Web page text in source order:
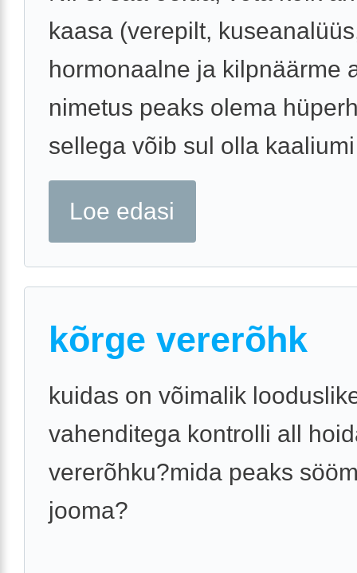
kaasa (verepilt,
hormonaalne ja kilpnäärme
nimetus peaks olema
sellega võib sul olla
Loe edasi
kõrge vererõhk
kuidas on võimalik
vahenditega kontrolli all
vererõhku?mida peaks
jooma?